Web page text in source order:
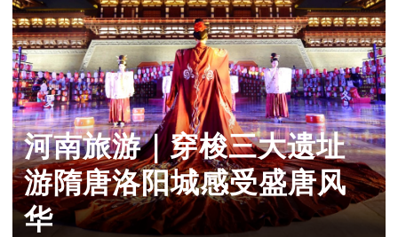
河南旅游｜穿梭三大遗址
游隋唐洛阳城感受盛唐风
华